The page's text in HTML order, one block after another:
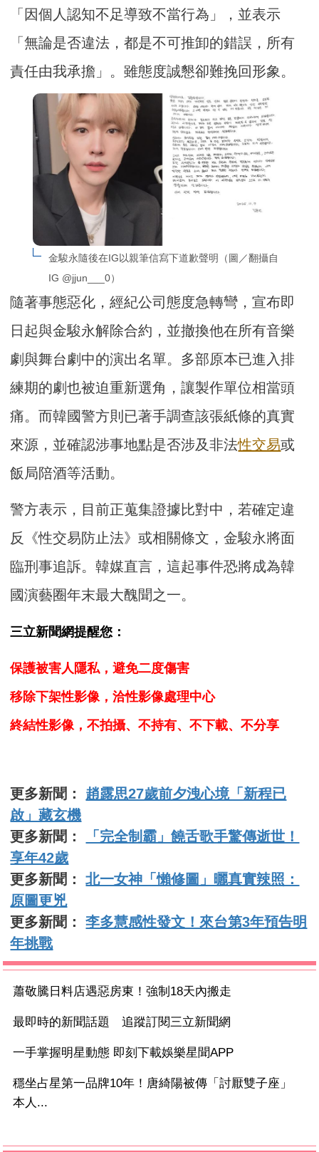
「因個人認知不足導致不當行為」，並表示
「無論是否違法，都是不可推卸的錯誤，所有
責任由我承擔」。雖態度誠懇卻難挽回形象。
金駿永隨後在IG以親筆信寫下道歉聲明（圖／翻攝自
IG @jjun___0）
隨著事態惡化，經紀公司態度急轉彎，宣布即
日起與金駿永解除合約，並撤換他在所有音樂
劇與舞台劇中的演出名單。多部原本已進入排
練期的劇也被迫重新選角，讓製作單位相當頭
痛。而韓國警方則已著手調查該張紙條的真實
來源，並確認涉事地點是否涉及非法性交易或
飯局陪酒等活動。
警方表示，目前正蒐集證據比對中，若確定違
反《性交易防止法》或相關條文，金駿永將面
臨刑事追訴。韓媒直言，這起事件恐將成為韓
國演藝圈年末最大醜聞之一。
三立新聞網提醒您：
保護被害人隱私，避免二度傷害
移除下架性影像，洽性影像處理中心
終結性影像，不拍攝、不持有、不下載、不分享
更多新聞： 趙露思27歲前夕洩心境「新程已
啟」藏玄機
更多新聞：
「完全制霸」饒舌歌手驚傳逝世！
享年42歲
更多新聞：北一女神「懶修圖」曬真實辣照：
原圖更兇
更多新聞：李多慧感性發文！來台第3年預告明
年挑戰
蕭敬騰日料店遇惡房東！強制18天內搬走
最即時的新聞話題 追蹤訂閱三立新聞網
一手掌握明星動態 即刻下載娛樂星聞APP
穩坐占星第一品牌10年！唐綺陽被傳「討厭雙子座」
本人...